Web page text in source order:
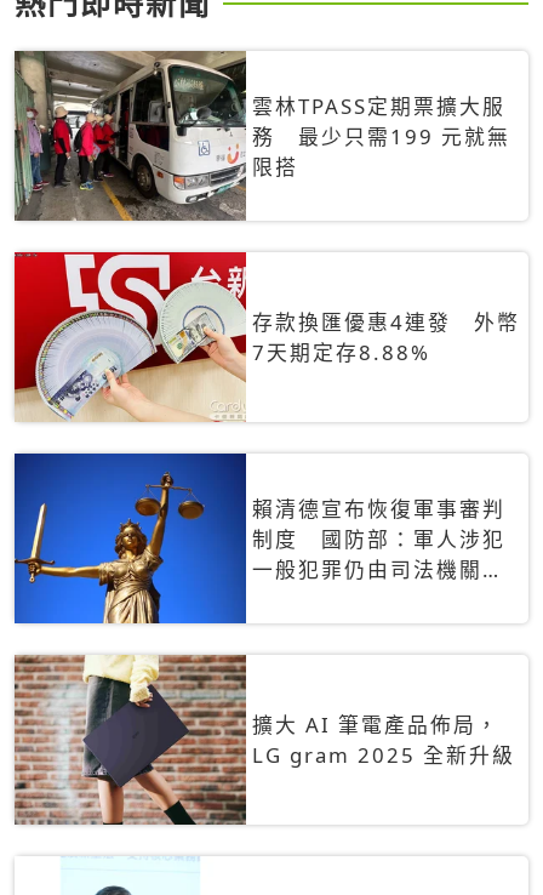
雲林TPASS定期票擴大服
務 最少只需199 元就無
限搭
存款換匯優惠4連發 外幣
7天期定存8.88%
賴清德宣布恢復軍事審判
制度 國防部：軍人涉犯
一般犯罪仍由司法機關辦
擴大 AI 筆電產品佈局，
LG gram 2025 全新升級